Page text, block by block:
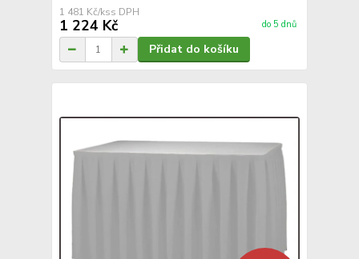
1 481 Kč/ks
1 224 Kč do 5 dnů
Přidat do košíku